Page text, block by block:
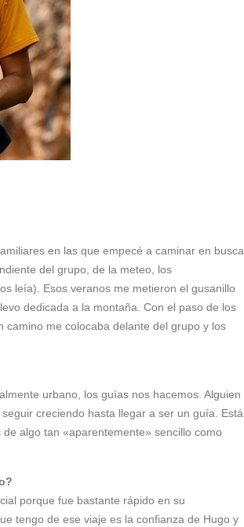
en las que empecé a caminar en busca
del grupo, de la meteo, los
leía). Esos veranos me metieron el gusanillo
dedicada a la montaña. Con el paso de los
me colocaba delante del grupo y los
urbano, los guías nos hacemos. Alguien
creciendo hasta llegar a ser un guía. Está
algo tan «aparentemente» sencillo como
porque fue bastante rápido en su
tengo de ese viaje es la confianza de Hugo y